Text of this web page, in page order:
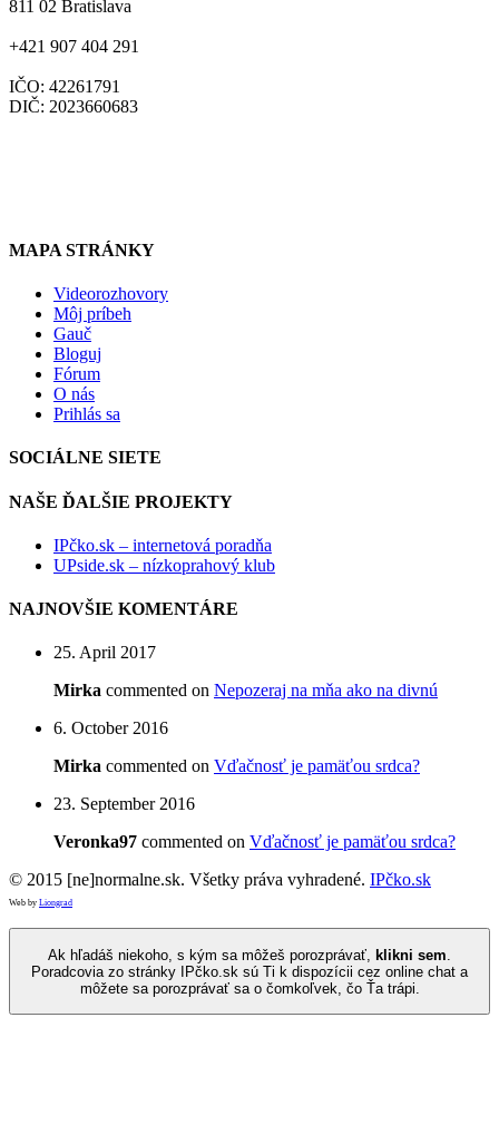
811 02 Bratislava
+421 907 404 291
IČO: 42261791
DIČ: 2023660683
MAPA STRÁNKY
Videorozhovory
Môj príbeh
Gauč
Bloguj
Fórum
O nás
Prihlás sa
SOCIÁLNE SIETE
NAŠE ĎALŠIE PROJEKTY
IPčko.sk – internetová poradňa
UPside.sk – nízkoprahový klub
NAJNOVŠIE KOMENTÁRE
25. April 2017
Mirka commented on Nepozeraj na mňa ako na divnú
6. October 2016
Mirka commented on Vďačnosť je pamäťou srdca?
23. September 2016
Veronka97 commented on Vďačnosť je pamäťou srdca?
© 2015 [ne]normalne.sk. Všetky práva vyhradené. IPčko.sk
Web by Liongrad
Ak hľadáš niekoho, s kým sa môžeš porozprávať, klikni sem
Poradcovia zo stránky IPčko.sk sú Ti k dispozícii cez online chat a
môžete sa porozprávať sa o čomkoľvek, čo Ťa trápi.